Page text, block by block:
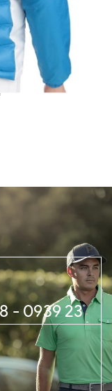
- 0939 23